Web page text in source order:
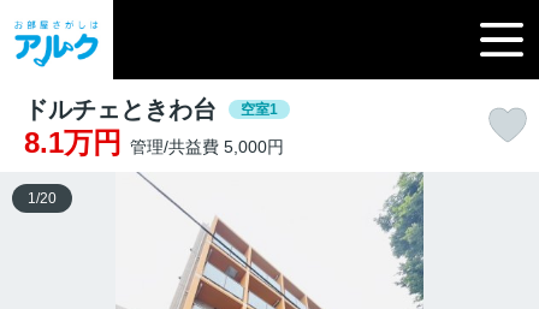
ドルチェときわ台 空室1
8.1万円 管理/共益費 5,000円
1 /20